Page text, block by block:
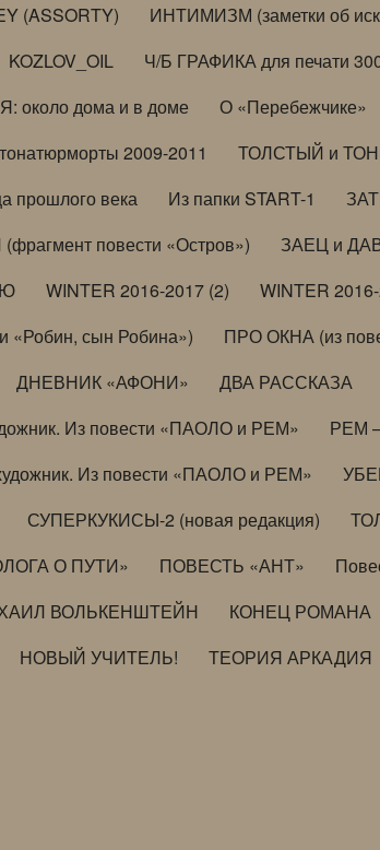
(ASSORTY) ИНТИМИЗМ (заметки об
KOZLOV_OIL Ч/Б ГРАФИКА для печати
около дома и в доме О «Перебежчике»
2009-2011
ТОЛСТЫЙ и
прошлого века Из папки START-1
повести «Остров»)
ЗАЕЦ и
WINTER 2016-2017 (2) WINTER
сын Робина»)
ПРО ОКНА (из
ДНЕВНИК «АФОНИ» ДВА РАССКАЗА
Из повести «ПАОЛО и РЕМ»
РЕМ
Из повести «ПАОЛО и РЕМ»
СУПЕРКУКИСЫ-2 (новая редакция)
О ПУТИ» ПОВЕСТЬ «АНТ»
ВОЛЬКЕНШТЕЙН КОНЕЦ РОМАНА
НОВЫЙ УЧИТЕЛЬ! ТЕОРИЯ АРКАДИЯ